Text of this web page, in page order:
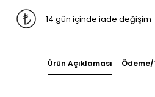
14 gün içinde iade değişim
Ürün Açıklaması